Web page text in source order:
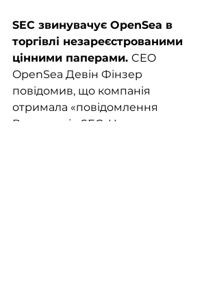
SEC звинувачує OpenSea в
торгівлі незареєстрованими
цінними паперами. CEO
OpenSea Девін Фінзер
повідомив, що компанія
отримала «повідомлення
Веллса» від SEC. Це означає, що